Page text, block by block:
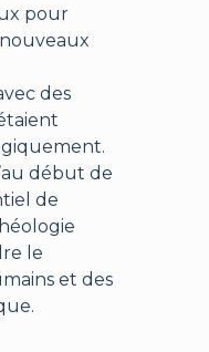
pour
des
début de
de
le
et des